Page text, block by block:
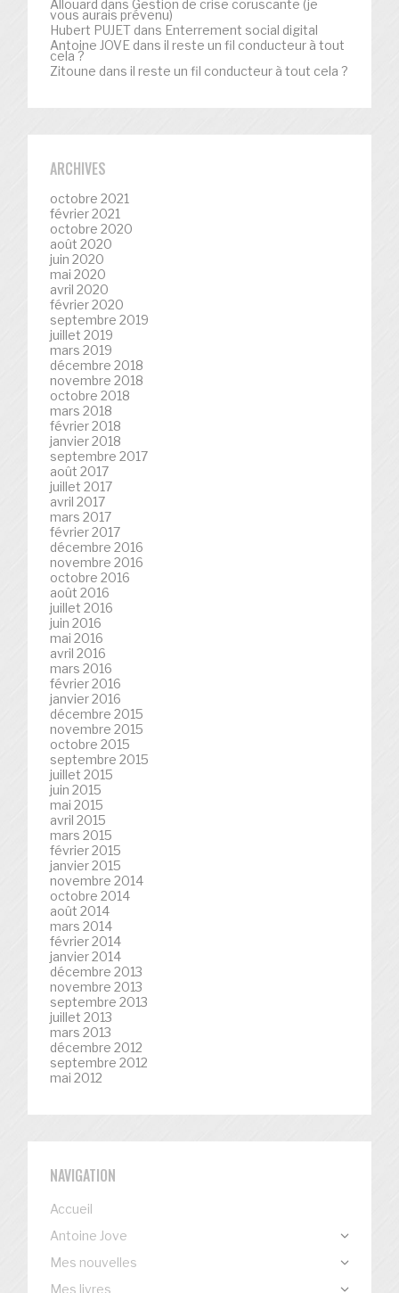
Allouard dans Gestion de crise coruscante (je
vous aurais prévenu)
Hubert PUJET dans Enterrement social digital
Antoine JOVE dans il reste un fil conducteur à tout
cela ?
Zitoune dans il reste un fil conducteur à tout cela ?
ARCHIVES
octobre 2021
février 2021
octobre 2020
août 2020
juin 2020
mai 2020
avril 2020
février 2020
septembre 2019
juillet 2019
mars 2019
décembre 2018
novembre 2018
octobre 2018
mars 2018
février 2018
janvier 2018
septembre 2017
août 2017
juillet 2017
avril 2017
mars 2017
février 2017
décembre 2016
novembre 2016
octobre 2016
août 2016
juillet 2016
juin 2016
mai 2016
avril 2016
mars 2016
février 2016
janvier 2016
décembre 2015
novembre 2015
octobre 2015
septembre 2015
juillet 2015
juin 2015
mai 2015
avril 2015
mars 2015
février 2015
janvier 2015
novembre 2014
octobre 2014
août 2014
mars 2014
février 2014
janvier 2014
décembre 2013
novembre 2013
septembre 2013
juillet 2013
mars 2013
décembre 2012
septembre 2012
mai 2012
NAVIGATION
Accueil
Antoine Jove
Mes nouvelles
Mes livres